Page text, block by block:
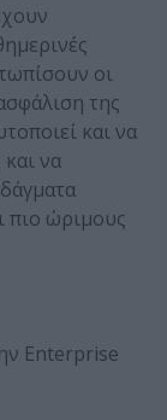
οι
της
και να
να
πιο ώριμους
Enterprise